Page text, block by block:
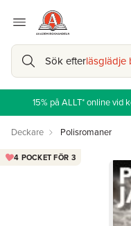
Sök efterläsglädje
15% på ALLT* online vid
Deckare Polisromaner
4 POCKET FÖR 3